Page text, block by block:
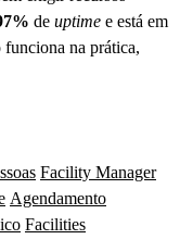
de uptime e está em
na prática,
Facility Manager
Agendamento
Facilities